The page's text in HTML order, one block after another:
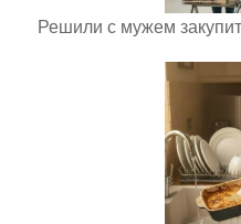
Решили с мужем